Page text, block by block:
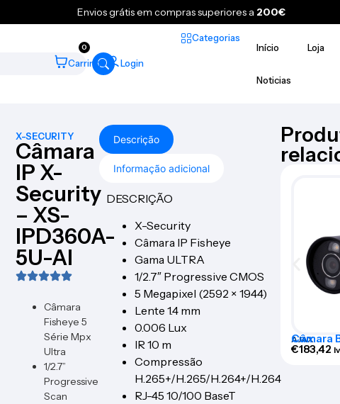
Envios grátis em compras superiores a 200€
0
Carrinho Login
Categorias
Início
Loja
Noticias
X-SECURITY
Câmara
IP X-
Security
– XS-
IPD360A-
5U-AI
Câmara
Fisheye 5
Série Mpx
Ultra
1/2.7”
Progressive
Scan
Descrição
Informação adicional
DESCRIÇÃO
X-Security
Câmara IP Fisheye
Gama ULTRA
1/2.7″ Progressive CMOS
5 Megapixel (2592 × 1944)
Lente 1.4 mm
0.006 Lux
IR 10 m
Compressão
H.265+/H.265/H.264+/H.264
RJ-45 10/100 BaseT
AJAX
Câmara
€183,42